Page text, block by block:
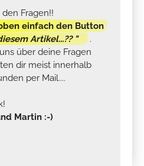
Fragen!!
einfach den Button
Artikel...?? "
.
über deine Fragen
dir meist innerhalb
per Mail....
Martin :-)